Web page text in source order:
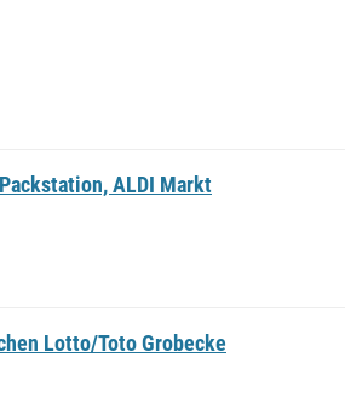
ALDI Markt
Lotto/Toto Grobecke